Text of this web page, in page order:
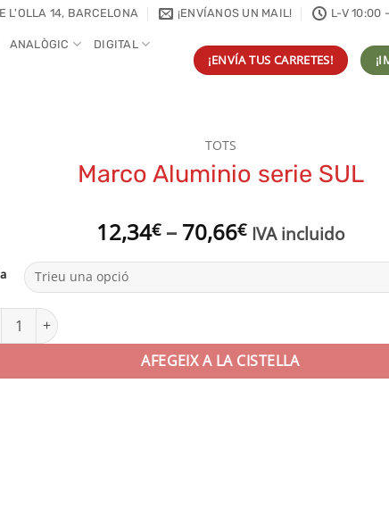
L'OLLA 14, BARCELONA ¡ENVÍANOS UN MAIL! L-V 10:00
ANALÒGIC DIGITAL
¡ENVÍA TUS CARRETES!
TOTS
Marco Aluminio serie SUL
12,34€ – 70,66€Interval
12,34€
70,66€
IVA incluido
de Marco Aluminio serie SUL
AFEGEIX A LA CISTELLA